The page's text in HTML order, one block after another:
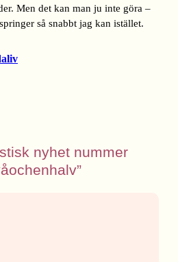
Men det kan man ju inte göra –
så snabbt jag kan istället.
nyhet nummer